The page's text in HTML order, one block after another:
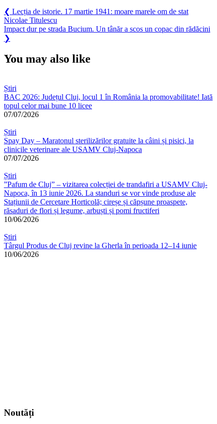
Navigare
în
articole
❮ Previous
Post:
Lecția de istorie. 17 martie 1941: moare marele om de stat
Nicolae Titulescu
Next
Post:
Impact dur pe strada Bucium. Un tânăr a scos un copac din rădăcini
❯
You may also like
Știri
BAC 2026: Județul Cluj, locul 1 în România la promovabilitate! Iată
topul celor mai bune 10 licee
07/07/2026
Știri
Spay Day – Maratonul sterilizărilor gratuite la câini și pisici, la
clinicile veterinare ale USAMV Cluj-Napoca
07/07/2026
Știri
”Pafum de Cluj” – vizitarea colecției de trandafiri a USAMV Cluj-
Napoca, în 13 iunie 2026. La standuri se vor vinde produse ale
Stațiunii de Cercetare Horticolă; cireșe și căpșune proaspete,
răsaduri de flori și legume, arbuști și pomi fructiferi
10/06/2026
Știri
Târgul Produs de Cluj revine la Gherla în perioada 12–14 iunie
10/06/2026
Noutăți